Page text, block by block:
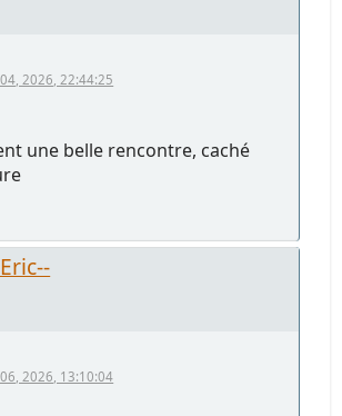
2026, 22:44:25
une belle rencontre, caché
2026, 13:10:04